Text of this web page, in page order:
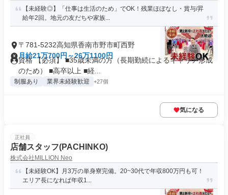
【未経験◎】「仕事は生活のため」でOK！残業ほぼなし・賞与/昇
給年2回。地元の友だちや家族...
〒781-5232高知県香南市野市町西野
月給21万700円～26万1100円
資格 【必須】 ■35歳未満の方（長期勤続によるキャリア形成
のため） ■高卒以上 ■経...
制服あり 業界未経験歓迎 +27個
気になる
正社員
店舗スタッフ(PACHINKO)
株式会社MILLION Neo
【未経験OK】月3万の単身寮完備。20~30代で年収800万円も可！
エリア長になれば年収1...